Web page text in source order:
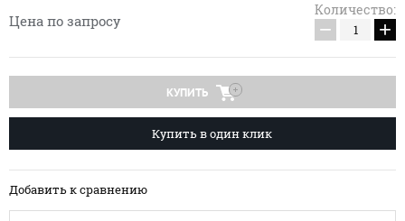
Цена по запросу
Количество:
− +
КУПИТЬ
Купить в один клик
Добавить к сравнению